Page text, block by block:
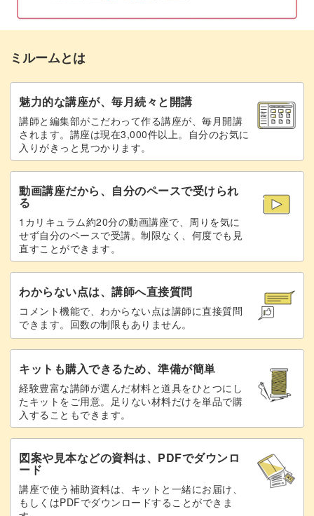
ミルームとは
魅力的な講座が、毎月続々と開講
講師と編集部がこだわって作る講座が、毎月開講
されます。講座は現在3,000件以上。自分のお気に
入りがきっと見つかります。
動画講座だから、自分のペースで受けられ
る
1カリキュラム約20分の動画講座で、周りを気に
せず自分のペースで受講。制限なく、何度でも見
直すことができます。
わからない点は、講師へ直接質問
コメント機能で、わからない点は講師に直接質問
できます。回数の制限もありません。
キットも購入できるため、準備が簡単
経験豊富な講師が選んだ材料と道具をひとつにし
たキットをご用意。足りない材料だけを単品で購
入することもできます。
図案や見本などの資料は、PDFでダウンロ
ード
講座で使う補助資料は、キットと一緒にお届け、
もしくはPDFでダウンロードすることができま